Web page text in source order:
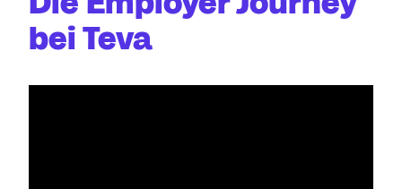
bei Teva